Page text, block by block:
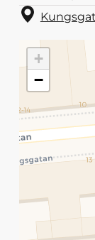
+
−